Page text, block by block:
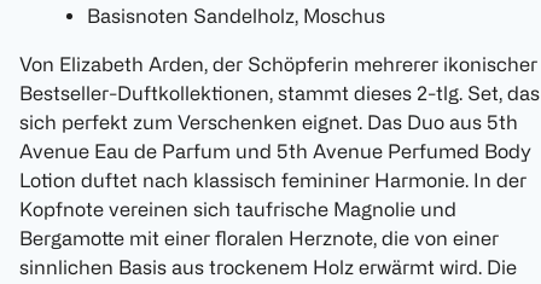
Basisnoten Sandelholz, Moschus
Von Elizabeth Arden, der Schöpferin mehrerer ikonischer
Bestseller-Duftkollektionen, stammt dieses 2-tlg. Set, das
sich perfekt zum Verschenken eignet. Das Duo aus 5th
Avenue Eau de Parfum und 5th Avenue Perfumed Body
Lotion duftet nach klassisch femininer Harmonie. In der
Kopfnote vereinen sich taufrische Magnolie und
Bergamotte mit einer floralen Herznote, die von einer
sinnlichen Basis aus trockenem Holz erwärmt wird. Die